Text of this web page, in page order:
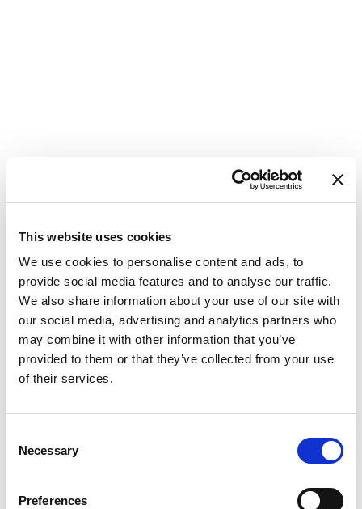
This website uses cookies
We use cookies to personalise content and ads, to
provide social media features and to analyse our traffic.
We also share information about your use of our site with
our social media, advertising and analytics partners who
may combine it with other information that you’ve
provided to them or that they’ve collected from your use
of their services.
Selection
Necessary
Preferences
Вітрильна яхтаOceanis 48
Summer Dream
Хорватія,Трогір
ACI Marina Trogir
Bareboat charter